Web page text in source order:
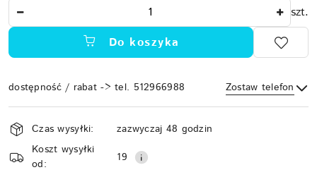
szt.
Do koszyka
dostępność / rabat -> tel. 512966988 Zostaw telefon
Wyślij
Dostępność
i
dostawa
Czas wysyłki:
zazwyczaj 48 godzin
Koszt wysyłki
od:
19